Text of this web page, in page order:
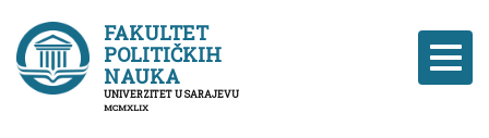
FAKULTET
POLITIČKIH
NAUKA
UNIVERZITET U SARAJEVU
MCMXLIX